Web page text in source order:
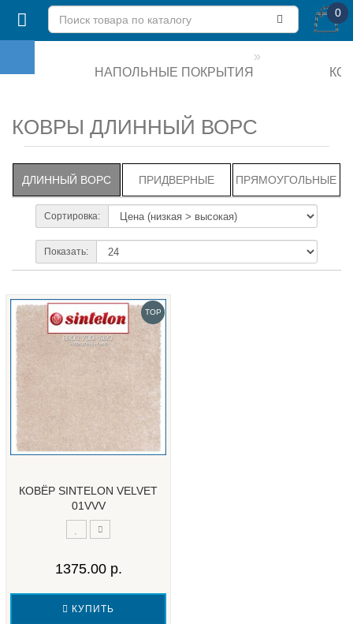
0
НАПОЛЬНЫЕ ПОКРЫТИЯ
КОВРЫ ДЛИННЫЙ ВОРС
ДЛИННЫЙ ВОРС ПРИДВЕРНЫЕ ПРЯМОУГОЛЬНЫЕ
Сортировка:
Показать:
TOP
КОВЁР SINTELON VELVET
01VVV
1375.00 р.
КУПИТЬ